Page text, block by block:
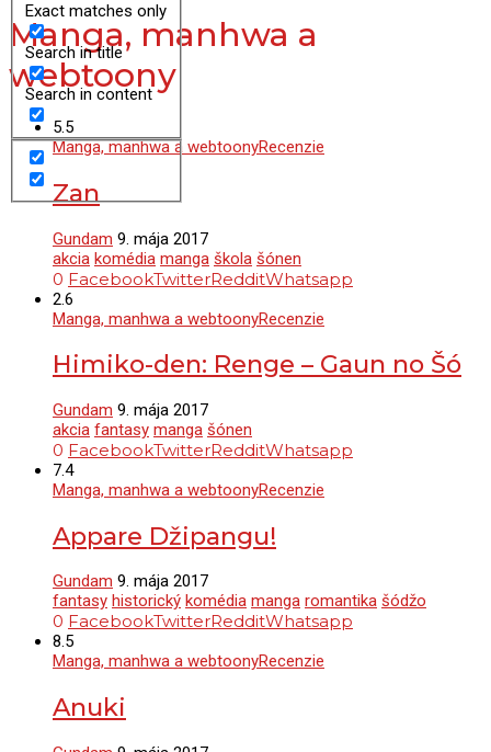
Exact matches only
Search in title
Search in content
Manga, manhwa a
webtoony
5.5
Manga, manhwa a webtoonyRecenzie
Zan
Gundam 9. mája 2017
akcia komédia manga škola šónen
0 FacebookTwitterRedditWhatsapp
2.6
Manga, manhwa a webtoonyRecenzie
Himiko-den: Renge – Gaun no Šó
Gundam 9. mája 2017
akcia fantasy manga šónen
0 FacebookTwitterRedditWhatsapp
7.4
Manga, manhwa a webtoonyRecenzie
Appare Džipangu!
Gundam 9. mája 2017
fantasy historický komédia manga romantika šódžo
0 FacebookTwitterRedditWhatsapp
8.5
Manga, manhwa a webtoonyRecenzie
Anuki